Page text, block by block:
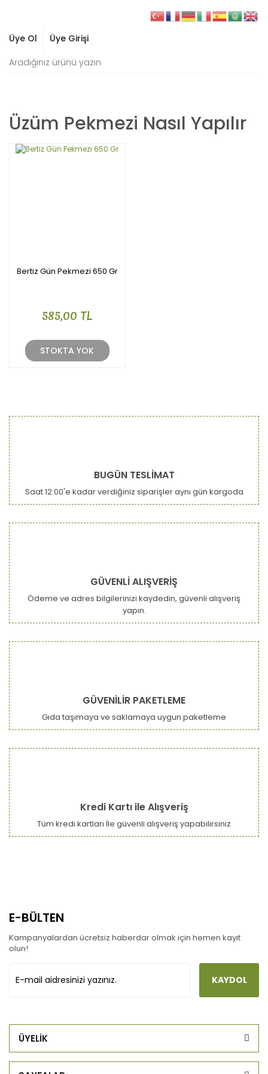
Üye Ol Üye Girişi
Üzüm Pekmezi Nasıl Yapılır
Bertiz Gün Pekmezi 650 Gr
585,00 TL
STOKTA YOK
BUGÜN TESLİMAT
Saat 12:00'e kadar verdiğiniz siparişler aynı gün kargoda
GÜVENLİ ALIŞVERİŞ
Ödeme ve adres bilgilerinizi kaydedin, güvenli alışveriş
yapın.
GÜVENİLİR PAKETLEME
Gıda taşımaya ve saklamaya uygun paketleme
Kredi Kartı ile Alışveriş
Tüm kredi kartları İle güvenli alışveriş yapabilirsiniz
E-BÜLTEN
Kampanyalardan ücretsiz haberdar olmak için hemen kayıt
olun!
KAYDOL
ÜYELİK